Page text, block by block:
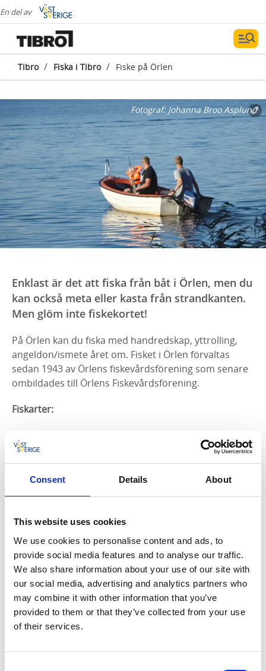
Consent Details About
This website uses cookies
We use cookies to personalise content and ads, to
provide social media features and to analyse our traffic.
We also share information about your use of our site with
our social media, advertising and analytics partners who
may combine it with other information that you’ve
provided to them or that they’ve collected from your use
of their services.
En del av
Tibro / Fiska i Tibro / Fiske på Örlen
Fotograf: Johanna Broo Asplund
Enklast är det att fiska från båt i Örlen, men du
kan också meta eller kasta från strandkanten.
Men glöm inte fiskekortet!
På Örlen kan du fiska med handredskap, yttrolling,
angeldon/ismete året om. Fisket i Örlen förvaltas
sedan 1943 av Örlens fiskevårdsförening som senare
ombildades till Örlens Fiskevårdsförening.
Fiskarter:
Björkna - riktligt
Gädda - vanlig
Mört - vanlig
Siklöja - vanlig
Braxen - normalt
Sik - normalt
Nors - normalt
Sarv - normalt
Sutare - normalt
Gös - lite
Fiskekort